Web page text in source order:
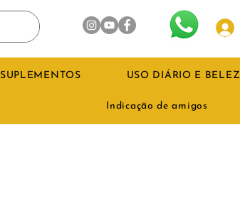
SUPLEMENTOS USO DIÁRIO E
Indicação de amigos